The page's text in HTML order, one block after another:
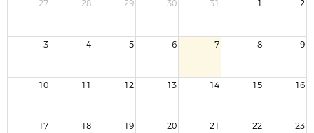
27 28 29 30 31 1 2
3 4 5 6 7 8 9
10 11 12 13 14 15 16
17 18 19 20 21 22 23